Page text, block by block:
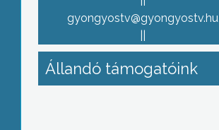
gyongyostv@gyongyostv.hu
Állandó támogatóink